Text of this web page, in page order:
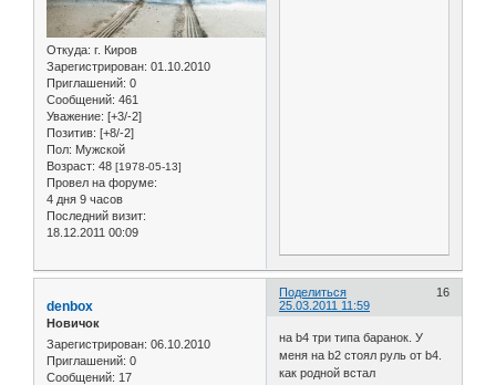
Откуда: г. Киров
Зарегистрирован: 01.10.2010
Приглашений: 0
Сообщений: 461
Уважение: [+3/-2]
Позитив: [+8/-2]
Пол: Мужской
Возраст: 48 [1978-05-13]
Провел на форуме:
4 дня 9 часов
Последний визит:
18.12.2011 00:09
Поделиться
16
25.03.2011 11:59
denbox
Новичок
Зарегистрирован: 06.10.2010
Приглашений: 0
Сообщений: 17
на b4 три типа баранок. У
меня на b2 стоял руль от b4.
как родной встал